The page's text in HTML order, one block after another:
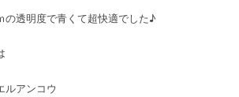
て
の透明度で青くて超快適でした♪
ルアンコウ